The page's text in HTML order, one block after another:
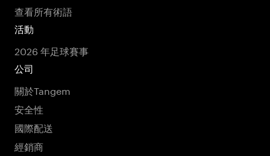
查看所有術語
活動
2026 年足球賽事
公司
關於Tangem
安全性
國際配送
經銷商